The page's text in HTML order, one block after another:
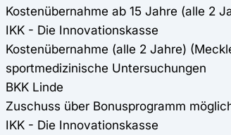
Kostenübernahme ab 15 Jahre (alle 2
IKK - Die Innovationskasse
Kostenübernahme (alle 2 Jahre)
sportmedizinische Untersuchungen
BKK Linde
Zuschuss über Bonusprogramm
IKK - Die Innovationskasse